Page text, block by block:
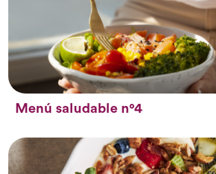
Menú saludable n°4